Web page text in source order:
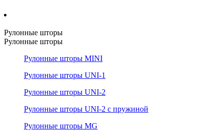
Рулонные шторы
Рулонные шторы
Рулонные шторы MINI
Рулонные шторы UNI-1
Рулонные шторы UNI-2
Рулонные шторы UNI-2 с пружиной
Рулонные шторы MG